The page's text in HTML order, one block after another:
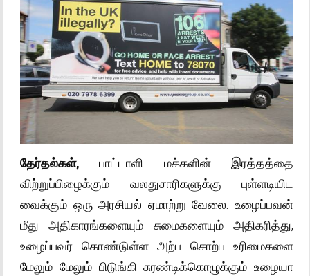
தேர்தல்கள், பாட்டாளி மக்களின் இரத்தத்தை
விற்றுப்பிழைக்கும் வலதுசாரிகளுக்கு புள்ளடியிட
வைக்கும் ஒரு அரசியல் ஏமாற்று வேலை. உழைப்பவன்
மீது அதிகாரங்களையும் சுமைகளையும் அதிகரித்து,
உழைப்பவர் கொண்டுள்ள அற்ப சொற்ப உரிமைகளை
மேலும் மேலும் பிடுங்கி சுரண்டிக்கொழுக்கும் உழையா